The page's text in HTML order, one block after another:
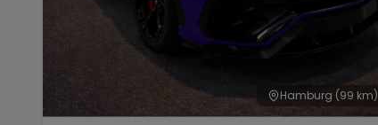
Hamburg (99 km)